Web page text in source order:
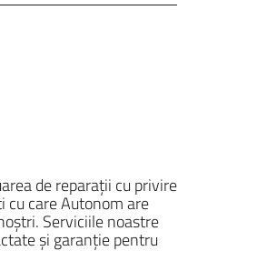
de reparații cu privire
cu care Autonom are
Serviciile noastre
și garanție pentru